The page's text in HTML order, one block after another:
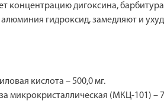
концентрацию дигоксина,
гидроксид, замедляют и
кислота – 500,0 мг.
микрокристаллическая (МКЦ-101) –